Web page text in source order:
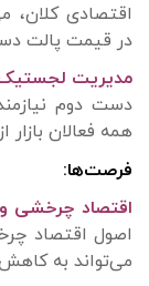
اقتصادی کلان،
در قیمت پالت
مدیریت
دست دوم
همه فعالان بازار
فرصت‌ها:
اقتصاد چرخشی و
اصول اقتصاد
می‌تواند به